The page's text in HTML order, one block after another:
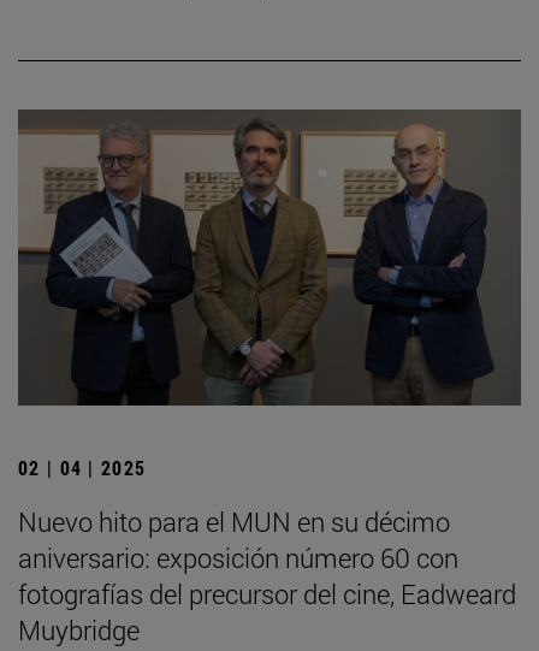
02 | 04 | 2025
Nuevo hito para el MUN en su décimo
aniversario: exposición número 60 con
fotografías del precursor del cine, Eadweard
Muybridge